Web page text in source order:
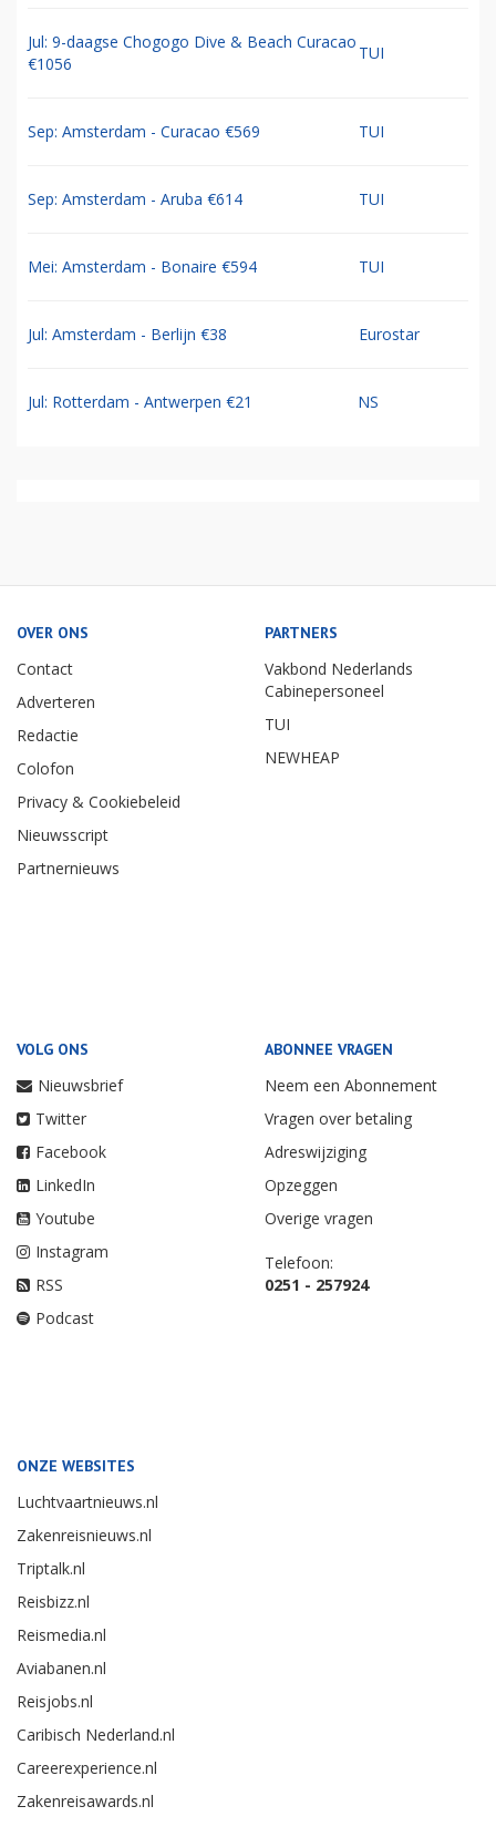
Jul: 9-daagse Chogogo Dive & Beach Curacao
€1056
TUI
Sep: Amsterdam - Curacao €569 TUI
Sep: Amsterdam - Aruba €614 TUI
Mei: Amsterdam - Bonaire €594 TUI
Jul: Amsterdam - Berlijn €38 Eurostar
Jul: Rotterdam - Antwerpen €21 NS
OVER ONS
Contact
Adverteren
Redactie
Colofon
Privacy & Cookiebeleid
Nieuwsscript
Partnernieuws
PARTNERS
Vakbond Nederlands
Cabinepersoneel
TUI
NEWHEAP
VOLG ONS
Nieuwsbrief
Twitter
Facebook
LinkedIn
Youtube
Instagram
RSS
Podcast
ABONNEE VRAGEN
Neem een Abonnement
Vragen over betaling
Adreswijziging
Opzeggen
Overige vragen
Telefoon:
0251 - 257924
ONZE WEBSITES
Luchtvaartnieuws.nl
Zakenreisnieuws.nl
Triptalk.nl
Reisbizz.nl
Reismedia.nl
Aviabanen.nl
Reisjobs.nl
Caribisch Nederland.nl
Careerexperience.nl
Zakenreisawards.nl